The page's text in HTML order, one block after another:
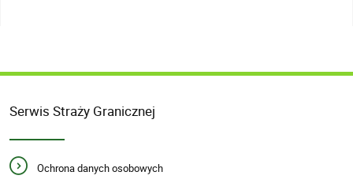
Serwis Straży Granicznej
Ochrona danych osobowych